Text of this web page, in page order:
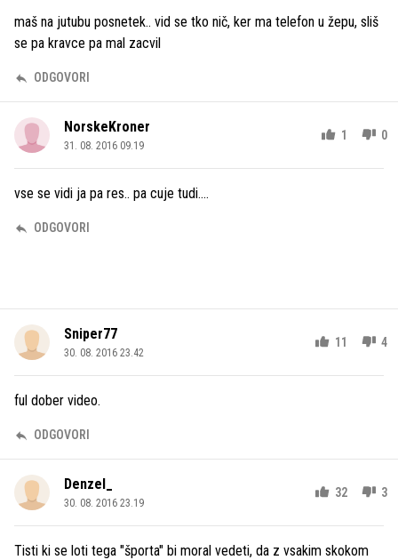
maš na jutubu posnetek.. vid se tko nič, ker ma telefon u žepu, sliš
se pa kravce pa mal zacvil
ODGOVORI
NorskeKroner
31. 08. 2016 09.19
1 0
vse se vidi ja pa res.. pa cuje tudi....
ODGOVORI
Sniper77
30. 08. 2016 23.42
11 4
ful dober video.
ODGOVORI
Denzel_
30. 08. 2016 23.19
32 3
Tisti ki se loti tega "športa" bi moral vedeti, da z vsakim skokom